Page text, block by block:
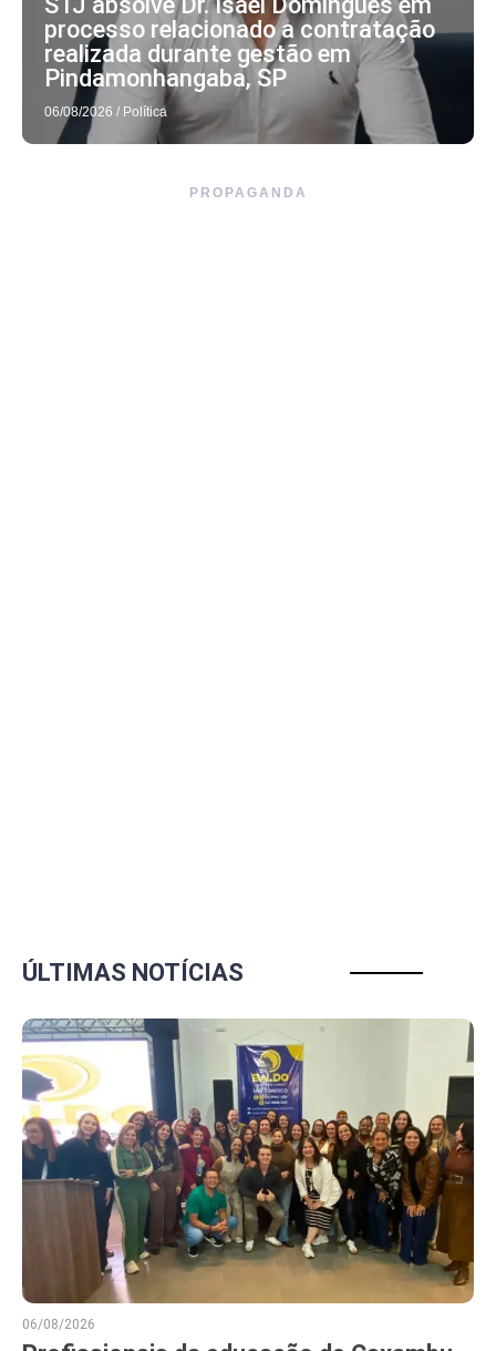
processo relacionado a contratação
realizada durante gestão em
Pindamonhangaba, SP
06/08/2026 / Política
PROPAGANDA
ÚLTIMAS NOTÍCIAS
06/08/2026